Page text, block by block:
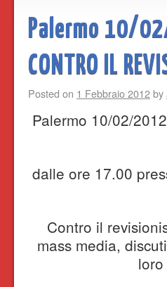
Palermo 10/02/
CONTRO IL
Posted on 1 Febbraio 2012by
Palermo 10/02/
dalle ore 17.00
Contro il
mass media,